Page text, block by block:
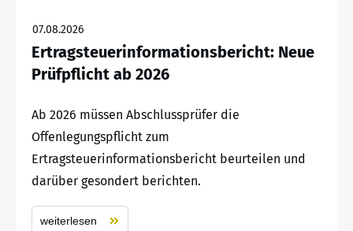
07.08.2026
Ertragsteuerinformationsbericht: Neue
Prüfpflicht ab 2026
Ab 2026 müssen Abschlussprüfer die
Offenlegungspflicht zum
Ertragsteuerinformationsbericht beurteilen und
darüber gesondert berichten.
weiterlesen